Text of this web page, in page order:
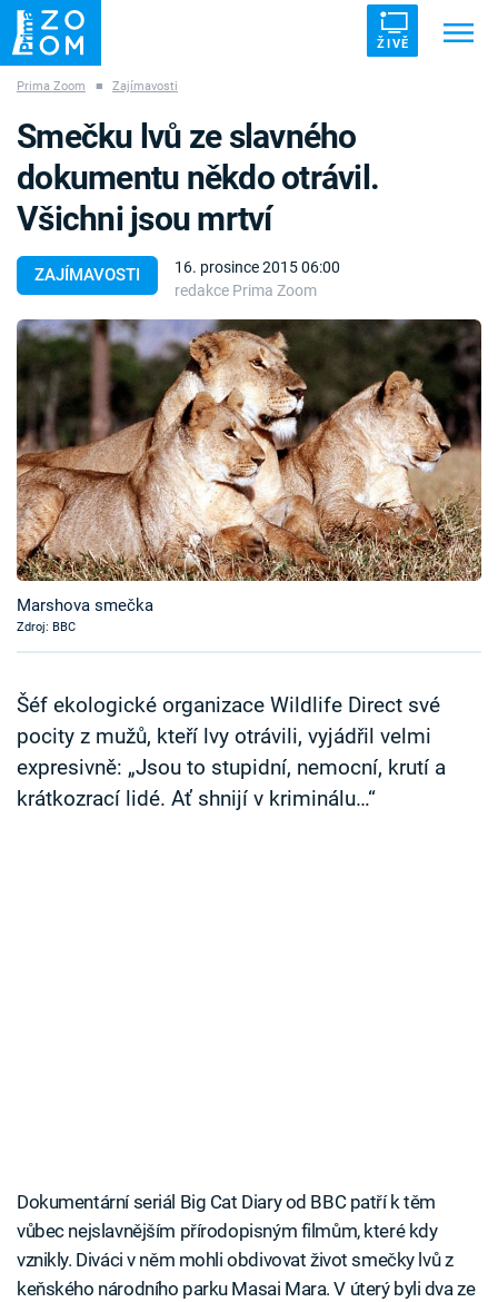
ŽIVĚ
ZÁHADY VETŘELCI DÁVNOVĚKU
Témata
Témata
Pořady
TV Program
Časopis
Sledujte prima+
Sledujte nás
Prima Zoom ■ Zajímavosti
ZAJÍMAVOSTI
16. prosince 2015 06:00
redakce Prima Zoom
Smečku lvů ze slavného
dokumentu někdo otrávil.
Všichni jsou mrtví
Marshova smečka
Zdroj: BBC
Šéf ekologické organizace Wildlife Direct své
pocity z mužů, kteří lvy otrávili, vyjádřil velmi
expresivně: „Jsou to stupidní, nemocní, krutí a
krátkozrací lidé. Ať shnijí v kriminálu…“
Dokumentární seriál Big Cat Diary od BBC patří k těm
vůbec nejslavnějším přírodopisným filmům, které kdy
vznikly. Diváci v něm mohli obdivovat život smečky lvů z
keňského národního parku Masai Mara. V úterý byli dva ze